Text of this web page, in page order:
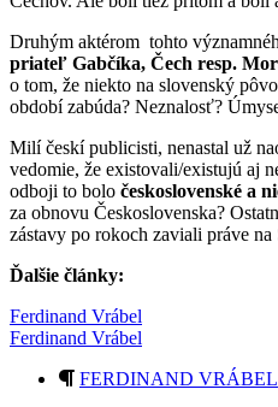
Druhým aktérom tohto
priateľ Gabčíka, Čech resp.
o tom, že niekto na slovenský
období zabúda? Neznalosť?
Milí českí publicisti, nenastal už
vedomie, že existovali/existujú aj
odboji to bolo československé a
za obnovu Československa?
zástavy po rokoch zaviali práve
Ďalšie články:
Ferdinand Vrábel
Ferdinand Vrábel
FERDINAND VRÁBEL